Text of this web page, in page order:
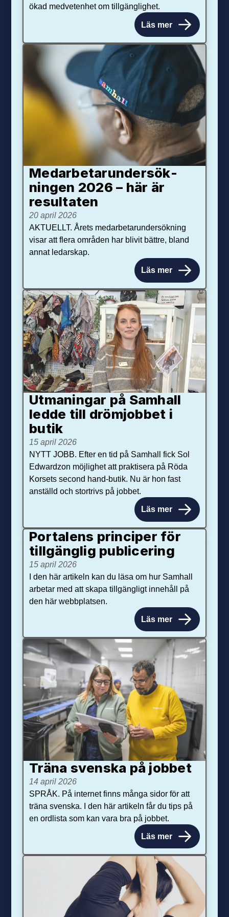
ökad medvetenhet om tillgänglighet.
Läs mer
Medarbetar­under­sök­
ningen 2026 – här är
resultaten
20 april 2026
AKTUELLT. Årets medarbetarundersökning
visar att flera områden har blivit bättre, bland
annat ledarskap.
Läs mer
Utmaningar på Sam­hall
ledde till dröm­jobbet i
butik
15 april 2026
NYTT JOBB. Efter en tid på Samhall fick Sol
Edwardzon möjlighet att praktisera på Röda
Korsets second hand-butik. Nu är hon fast
anställd och stortrivs på jobbet.
Läs mer
Portalens principer för
tillgänglig publicering
15 april 2026
I den här artikeln kan du läsa om hur Samhall
arbetar med att skapa tillgängligt innehåll på
den här webbplatsen.
Läs mer
Träna svenska på jobbet
14 april 2026
SPRÅK. På internet finns många sidor för att
träna svenska. I den här artikeln får du tips på
en ordlista som kan vara bra på jobbet.
Läs mer